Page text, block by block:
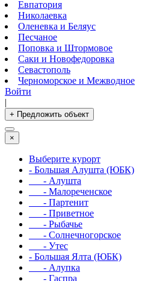
Евпатория
Николаевка
Оленевка и Беляус
Песчаное
Поповка и Штормовое
Саки и Новофедоровка
Севастополь
Черноморское и Межводное
Войти
|
+ Предложить объект
×
Выберите курорт
- Большая Алушта (ЮБК)
- Алушта
- Малореченское
- Партенит
- Приветное
- Рыбачье
- Солнечногорское
- Утес
- Большая Ялта (ЮБК)
- Алупка
- Гаспра